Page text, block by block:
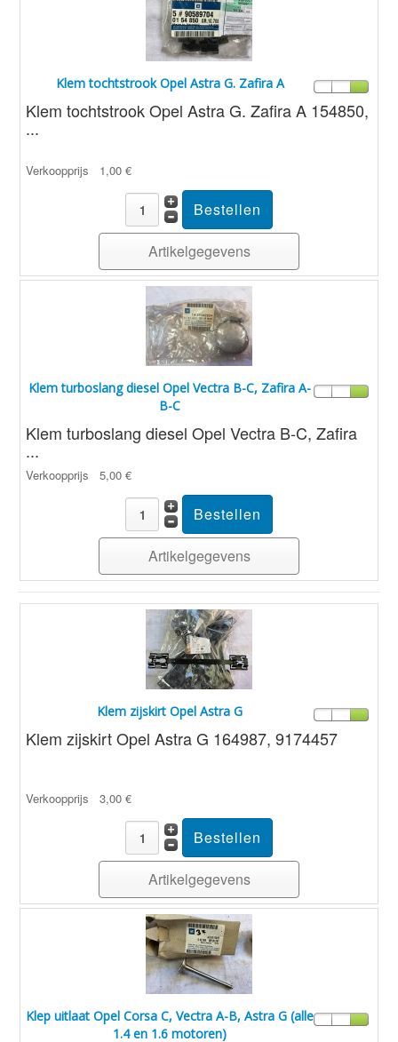
Klem tochtstrook Opel Astra G. Zafira A
Klem tochtstrook Opel Astra G. Zafira A 154850,
...
Verkoopprijs 1,00 €
Artikelgegevens
Klem turboslang diesel Opel Vectra B-C, Zafira A-
B-C
Klem turboslang diesel Opel Vectra B-C, Zafira
...
Verkoopprijs 5,00 €
Artikelgegevens
Klem zijskirt Opel Astra G
Klem zijskirt Opel Astra G 164987, 9174457
Verkoopprijs 3,00 €
Artikelgegevens
Klep uitlaat Opel Corsa C, Vectra A-B, Astra G (alle
1.4 en 1.6 motoren)